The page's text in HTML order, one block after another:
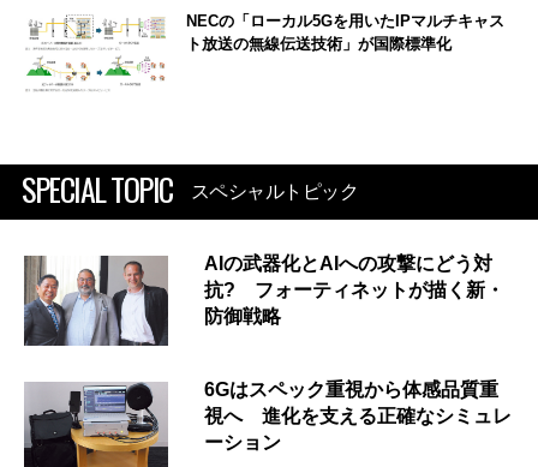
NECの「ローカル5Gを用いたIPマルチキャス
ト放送の無線伝送技術」が国際標準化
SPECIAL TOPIC スペシャルトピック
AIの武器化とAIへの攻撃にどう対
抗? フォーティネットが描く新・
防御戦略
6Gはスペック重視から体感品質重
視へ 進化を支える正確なシミュレ
ーション